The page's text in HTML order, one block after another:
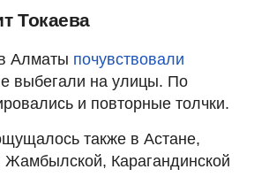
Токаева
Алматы почувствовали
выбегали на улицы. По
и повторные толчки.
также в Астане,
Жамбылской, Карагандинской